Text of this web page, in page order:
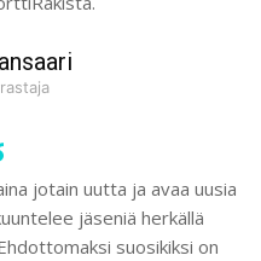
jotain uutta ja avaa uusia
jäseniä herkällä
suosikiksi on